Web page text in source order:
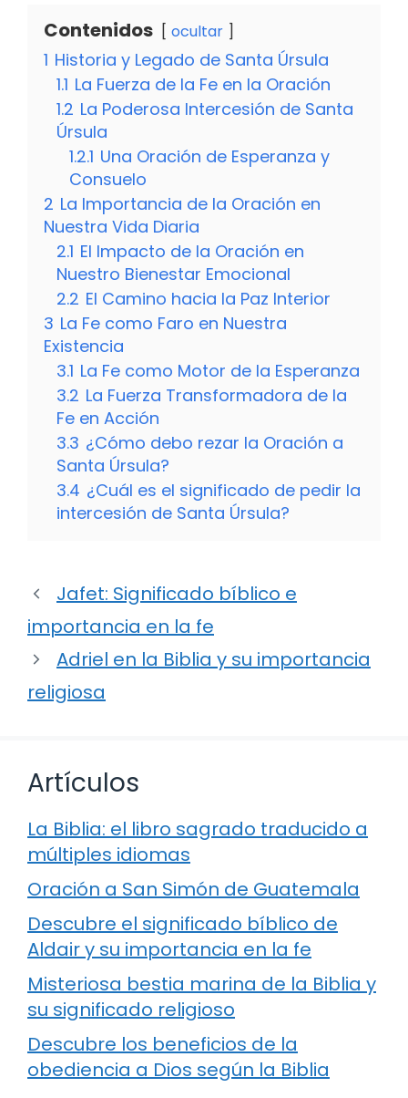
Contenidos ocultar
1 Historia y Legado de Santa Úrsula
1.1 La Fuerza de la Fe en la Oración
1.2 La Poderosa Intercesión de Santa
Úrsula
1.2.1 Una Oración de Esperanza y
Consuelo
2 La Importancia de la Oración en
Nuestra Vida Diaria
2.1 El Impacto de la Oración en
Nuestro Bienestar Emocional
2.2 El Camino hacia la Paz Interior
3 La Fe como Faro en Nuestra
Existencia
3.1 La Fe como Motor de la Esperanza
3.2 La Fuerza Transformadora de la
Fe en Acción
3.3 ¿Cómo debo rezar la Oración a
Santa Úrsula?
3.4 ¿Cuál es el significado de pedir la
intercesión de Santa Úrsula?
Jafet: Significado bíblico e
importancia en la fe
Adriel en la Biblia y su importancia
religiosa
Artículos
La Biblia: el libro sagrado traducido a
múltiples idiomas
Oración a San Simón de Guatemala
Descubre el significado bíblico de
Aldair y su importancia en la fe
Misteriosa bestia marina de la Biblia y
su significado religioso
Descubre los beneficios de la
obediencia a Dios según la Biblia